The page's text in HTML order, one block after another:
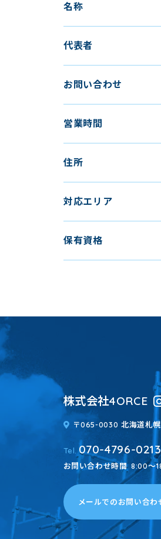
名称
代表者
お問い合わせ
営業時間
住所
対応エリア
保有資格
株式会社4ORCE
〒065-0030 北海道札
Tel. 070-4796-0213
お問い合わせ時間 8:00～
メールでのお問い合わ